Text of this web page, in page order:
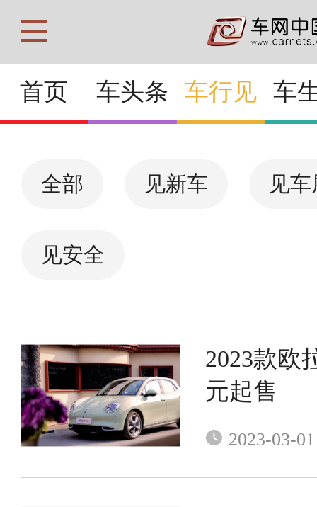
首页 车头条 车行见 车
全部 见新车 见
见安全
2023款欧
元起售
2023-03-01